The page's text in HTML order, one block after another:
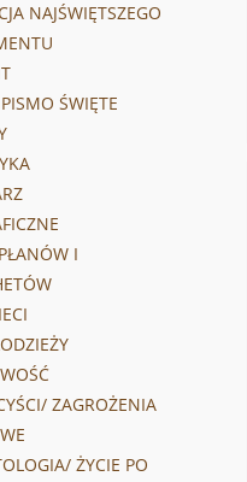
NAJŚWIĘTSZEGO
ŚWIĘTE
I
ZAGROŻENIA
ŻYCIE PO